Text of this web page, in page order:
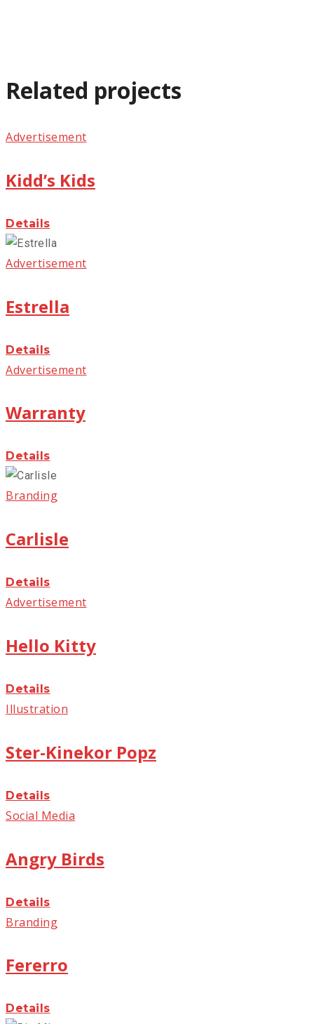
Related projects
Advertisement
Kidd’s Kids
Details
Advertisement
Estrella
Details
Advertisement
Warranty
Details
Branding
Carlisle
Details
Advertisement
Hello Kitty
Details
Illustration
Ster-Kinekor Popz
Details
Social Media
Angry Birds
Details
Branding
Fererro
Details